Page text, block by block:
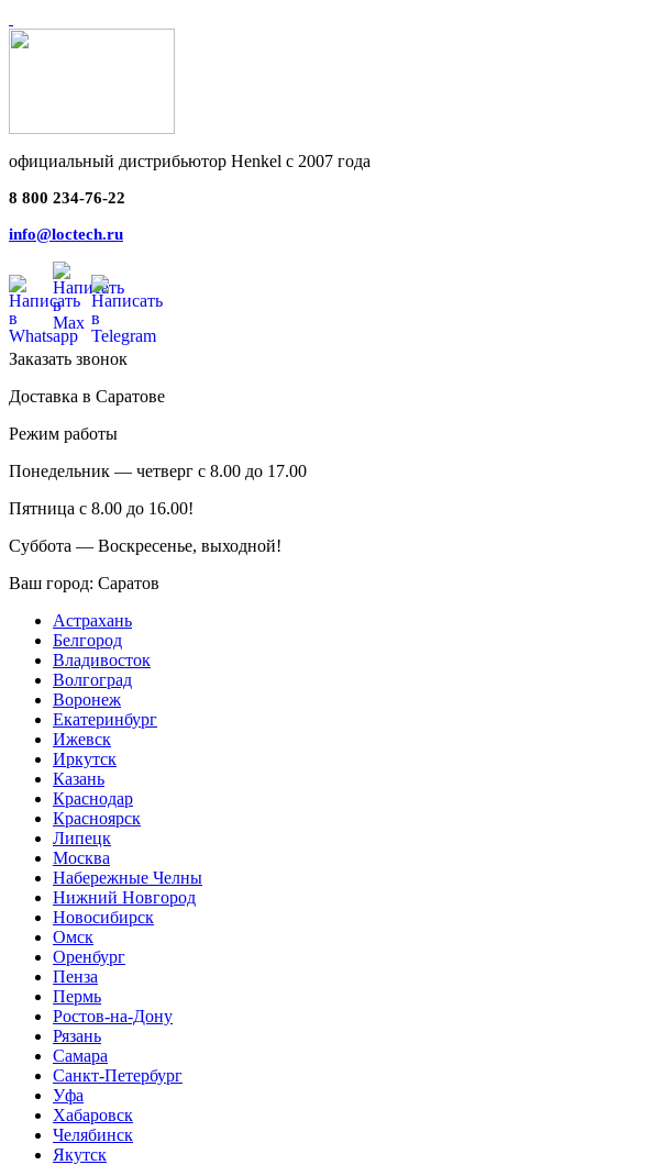
официальный дистрибьютор Henkel с 2007 года
8 800 234-76-22
info@loctech.ru
Заказать звонок
Доставка в Саратове
Режим работы
Понедельник — четверг с 8.00 до 17.00
Пятница с 8.00 до 16.00!
Суббота — Воскресенье, выходной!
Ваш город: Саратов
Астрахань
Белгород
Владивосток
Волгоград
Воронеж
Екатеринбург
Ижевск
Иркутск
Казань
Краснодар
Красноярск
Липецк
Москва
Набережные Челны
Нижний Новгород
Новосибирск
Омск
Оренбург
Пенза
Пермь
Ростов-на-Дону
Рязань
Самара
Санкт-Петербург
Уфа
Хабаровск
Челябинск
Якутск